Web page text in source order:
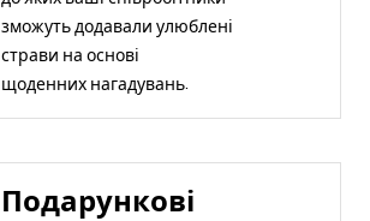
зможуть додавали улюблені
страви на основі
щоденних нагадувань.
Подарункові